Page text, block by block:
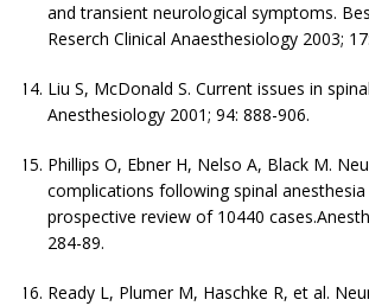
and transient neurological symptoms.
Reserch Clinical Anaesthesiology 2003;
Liu S, McDonald S. Current issues in
Anesthesiology 2001; 94: 888-906.
Phillips O, Ebner H, Nelso A, Black M.
complications following spinal
prospective review of 10440
284-89.
Ready L, Plumer M, Haschke R, et al.